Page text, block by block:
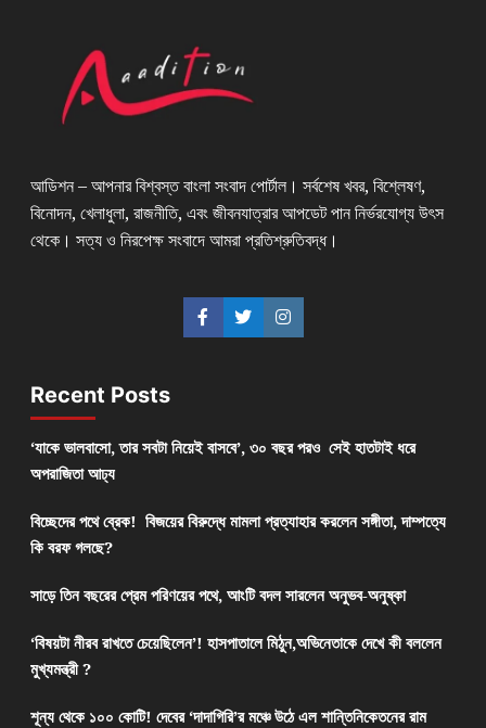
আডিশন – আপনার বিশ্বস্ত বাংলা সংবাদ পোর্টাল। সর্বশেষ খবর, বিশ্লেষণ,
বিনোদন, খেলাধুলা, রাজনীতি, এবং জীবনযাত্রার আপডেট পান নির্ভরযোগ্য উৎস
থেকে। সত্য ও নিরপেক্ষ সংবাদে আমরা প্রতিশ্রুতিবদ্ধ।
Recent Posts
‘যাকে ভালবাসো, তার সবটা নিয়েই বাসবে’, ৩০ বছর পরও সেই হাতটাই ধরে
অপরাজিতা আঢ্য
বিচ্ছেদের পথে ব্রেক! বিজয়ের বিরুদ্ধে মামলা প্রত্যাহার করলেন সঙ্গীতা, দাম্পত্যে
কি বরফ গলছে?
সাড়ে তিন বছরের প্রেম পরিণয়ের পথে, আংটি বদল সারলেন অনুভব-অনুষ্কা
‘বিষয়টা নীরব রাখতে চেয়েছিলেন’! হাসপাতালে মিঠুন,অভিনেতাকে দেখে কী বললেন
মুখ্যমন্ত্রী ?
শূন্য থেকে ১০০ কোটি! দেবের ‘দাদাগিরি’র মঞ্চে উঠে এল শান্তিনিকেতনের রাম